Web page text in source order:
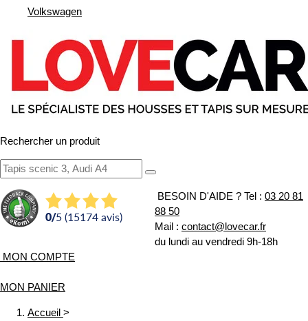
Volkswagen
Rechercher un produit
0/5 (15174 avis)
BESOIN D'AIDE ? Tel : 03 20 81
88 50
Mail : contact@lovecar.fr
du lundi au vendredi 9h-18h
MON COMPTE
MON PANIER
Accueil >